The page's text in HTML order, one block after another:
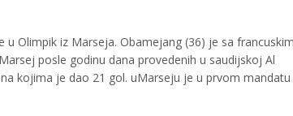
Olimpik iz Marseja. Obamejang (36) je sa
posle godinu dana provedenih u saudijskoj Al
kojima je dao 21 gol. uMarseju je u prvom mandatu